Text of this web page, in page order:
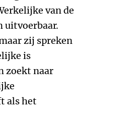
van de
uitvoerbaar.
zij spreken
is
zoekt naar
als het